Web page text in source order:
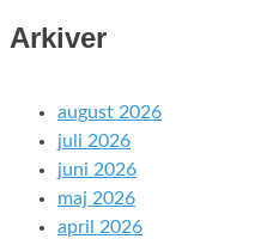
Arkiver
august 2026
juli 2026
juni 2026
maj 2026
april 2026